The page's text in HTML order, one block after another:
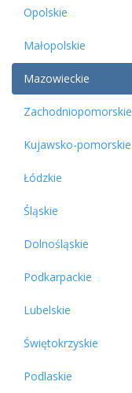
Opolskie
Małopolskie
Mazowieckie
Zachodniopomorskie
Kujawsko-pomorskie
Łódzkie
Śląskie
Dolnośląskie
Podkarpackie
Lubelskie
Świętokrzyskie
Podlaskie